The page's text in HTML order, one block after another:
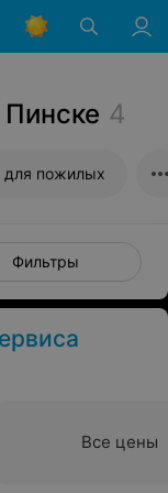
4
пожилых
Фильтры
Все цены